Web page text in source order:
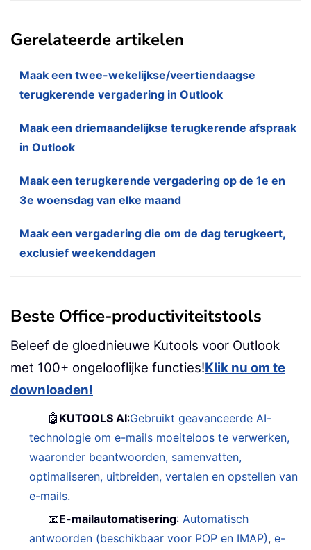
Gerelateerde artikelen
Maak een twee-wekelijkse/veertiendaagse
terugkerende vergadering in Outlook
Maak een driemaandelijkse terugkerende afspraak
in Outlook
Maak een terugkerende vergadering op de 1e en
3e woensdag van elke maand
Maak een vergadering die om de dag terugkeert,
exclusief weekenddagen
Beste Office-productiviteitstools
Beleef de gloednieuwe Kutools voor Outlook
met 100+ ongelooflijke functies!Klik nu om te
downloaden!
🤖 KUTOOLS AI:Gebruikt geavanceerde AI-
technologie om e-mails moeiteloos te verwerken,
waaronder beantwoorden, samenvatten,
optimaliseren, uitbreiden, vertalen en opstellen van
e-mails.
📧E-mailautomatisering:Automatisch
antwoorden (beschikbaar voor POP en IMAP),e-